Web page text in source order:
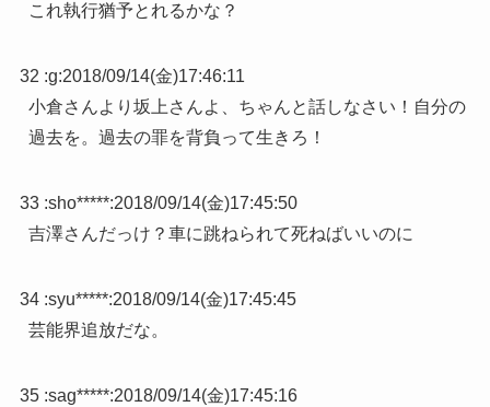
これ執行猶予とれるかな？
32 :g:2018/09/14(金)17:46:11
小倉さんより坂上さんよ、ちゃんと話しなさい！自分の
過去を。過去の罪を背負って生きろ！
33 :sho*****:2018/09/14(金)17:45:50
吉澤さんだっけ？車に跳ねられて死ねばいいのに
34 :syu*****:2018/09/14(金)17:45:45
芸能界追放だな。
35 :sag*****:2018/09/14(金)17:45:16